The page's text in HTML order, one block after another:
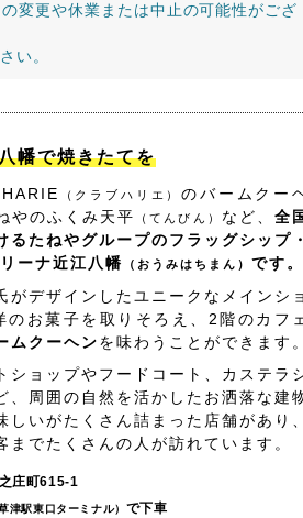
変更や休業または中止の可能性がござ
い。
幡で焼きたてを
（クラブハリエ）のバームクー
やのふくみ天平
（てんびん） など、 全
るたねやグループのフラッグシップ
ーナ近江八幡
（おうみはちまん） です。
がデザインしたユニークなメインシ
のお菓子を取りそろえ、2階のカフ
ムクーヘンを味わうことができます
ショップやフードコート、カステラ
、周囲の自然を活かしたお洒落な建
しいがたくさん詰まった店舗があり
までたくさんの人が訪れています。
庄町615-1
草津駅東口ターミナル） で下車